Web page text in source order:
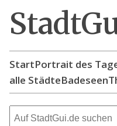
StartPortrait des
alle StädteBadeseen